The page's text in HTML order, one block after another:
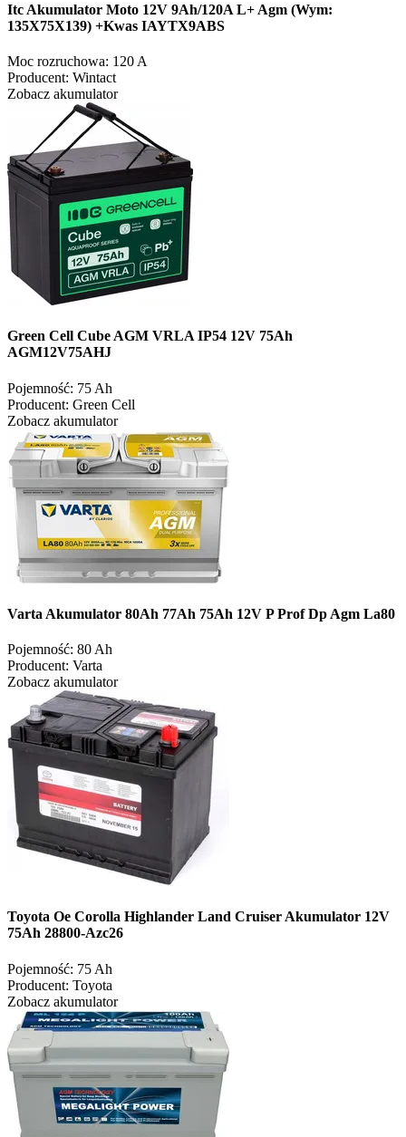
Itc Akumulator Moto 12V 9Ah/120A L+ Agm (Wym:
135X75X139) +Kwas IAYTX9ABS
Moc rozruchowa: 120 A
Producent: Wintact
Zobacz akumulator
Green Cell Cube AGM VRLA IP54 12V 75Ah
AGM12V75AHJ
Pojemność: 75 Ah
Producent: Green Cell
Zobacz akumulator
Varta Akumulator 80Ah 77Ah 75Ah 12V P Prof Dp Agm La80
Pojemność: 80 Ah
Producent: Varta
Zobacz akumulator
Toyota Oe Corolla Highlander Land Cruiser Akumulator 12V
75Ah 28800-Azc26
Pojemność: 75 Ah
Producent: Toyota
Zobacz akumulator